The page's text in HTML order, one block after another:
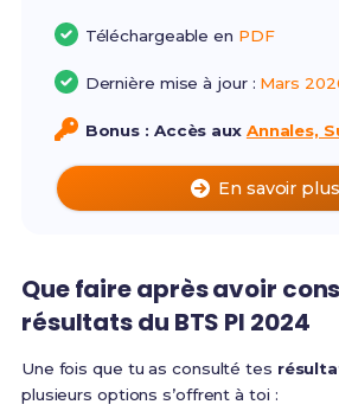
Téléchargeable en PDF
Dernière mise à jour : Mars
Bonus : Accès aux Annales,
En savoir plus
Que faire après avoir
résultats du BTS PI 2024
Une fois que tu as consulté tes
plusieurs options s’offrent à toi :